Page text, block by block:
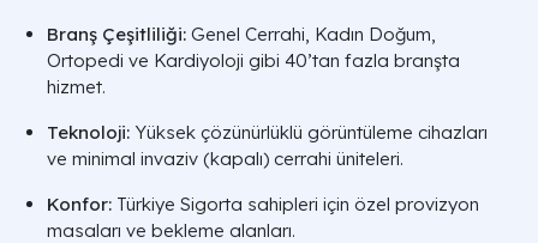
Branş Çeşitliliği: Genel Cerrahi, Kadın Doğum,
Ortopedi ve Kardiyoloji gibi 40’tan fazla branşta
hizmet.
Teknoloji: Yüksek çözünürlüklü görüntüleme cihazları
ve minimal invaziv (kapalı) cerrahi üniteleri.
Konfor: Türkiye Sigorta sahipleri için özel provizyon
masaları ve bekleme alanları.